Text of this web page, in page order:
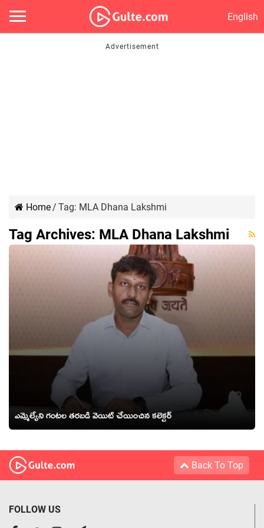
English
Home/ Tag: MLA Dhana Lakshmi
Tag Archives: MLA Dhana Lakshmi
ఎమ్మెల్యేని గంటల తరబడి వెయిట్ చేయించిన క‌లెక్ట‌ర్
Back To Top
FOLLOW US